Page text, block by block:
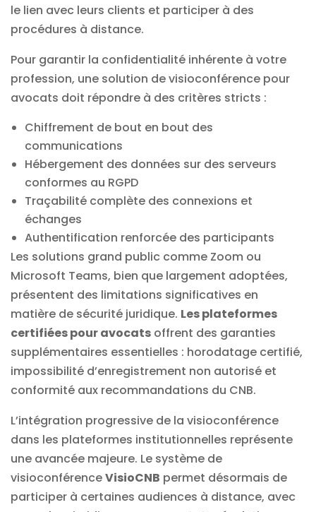
le lien avec leurs clients et participer à des
procédures à distance.
Pour garantir la confidentialité inhérente à votre
profession, une solution de visioconférence pour
avocats doit répondre à des critères stricts :
Chiffrement de bout en bout des
communications
Hébergement des données sur des serveurs
conformes au RGPD
Traçabilité complète des connexions et
échanges
Authentification renforcée des participants
Les solutions grand public comme Zoom ou
Microsoft Teams, bien que largement adoptées,
présentent des limitations significatives en
matière de sécurité juridique. Les plateformes
certifiées pour avocats offrent des garanties
supplémentaires essentielles : horodatage certifié,
impossibilité d’enregistrement non autorisé et
conformité aux recommandations du CNB.
L’intégration progressive de la visioconférence
dans les plateformes institutionnelles représente
une avancée majeure. Le système de
visioconférenceVisioCNB permet désormais de
participer à certaines audiences à distance, avec